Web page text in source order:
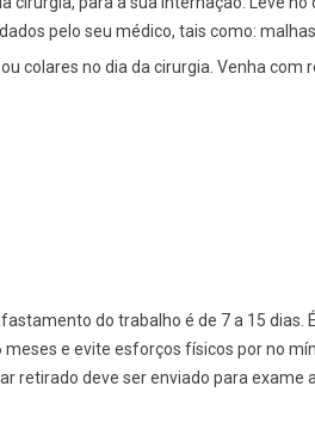
pelo seu médico, tais como:
colares no dia da cirurgia. Venha
do trabalho é de 7 a 15 dias.
e evite esforços físicos por no
retirado deve ser enviado para